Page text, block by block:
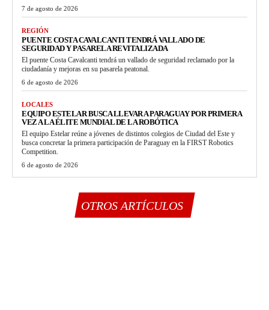
7 de agosto de 2026
REGIÓN
PUENTE COSTA CAVALCANTI TENDRÁ VALLADO DE
SEGURIDAD Y PASARELA REVITALIZADA
El puente Costa Cavalcanti tendrá un vallado de seguridad reclamado por la
ciudadanía y mejoras en su pasarela peatonal.
6 de agosto de 2026
LOCALES
EQUIPO ESTELAR BUSCA LLEVAR A PARAGUAY POR PRIMERA
VEZ A LA ÉLITE MUNDIAL DE LA ROBÓTICA
El equipo Estelar reúne a jóvenes de distintos colegios de Ciudad del Este y
busca concretar la primera participación de Paraguay en la FIRST Robotics
Competition.
6 de agosto de 2026
OTROS ARTÍCULOS